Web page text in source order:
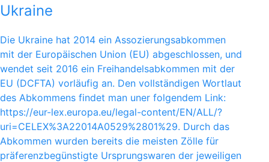
Ukraine
Die Ukraine hat 2014 ein Assozierungsabkommen
mit der Europäischen Union (EU) abgeschlossen, und
wendet seit 2016 ein Freihandelsabkommen mit der
EU (DCFTA) vorläufig an. Den vollständigen Wortlaut
des Abkommens findet man uner folgendem Link:
https://eur-lex.europa.eu/legal-content/EN/ALL/?
uri=CELEX%3A22014A0529%2801%29. Durch das
Abkommen wurden bereits die meisten Zölle für
präferenzbegünstigte Ursprungswaren der jeweiligen